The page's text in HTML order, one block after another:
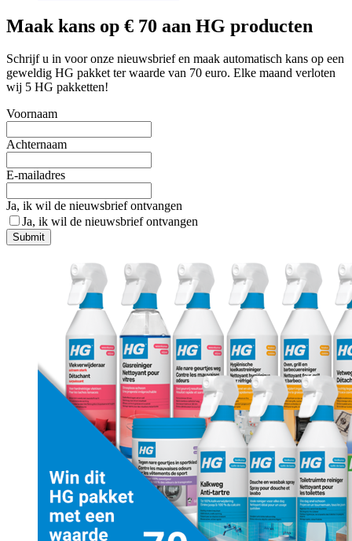
Maak kans op € 70 aan HG producten
Schrijf u in voor onze nieuwsbrief en maak automatisch kans op een
geweldig HG pakket ter waarde van 70 euro. Elke maand verloten
wij 5 HG pakketten!
Voornaam
Achternaam
E-mailadres
Ja, ik wil de nieuwsbrief ontvangen
Ja, ik wil de nieuwsbrief ontvangen
Submit